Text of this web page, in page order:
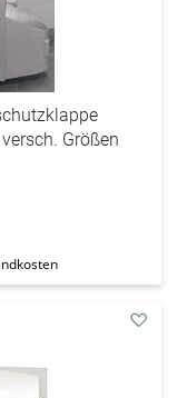
Größen